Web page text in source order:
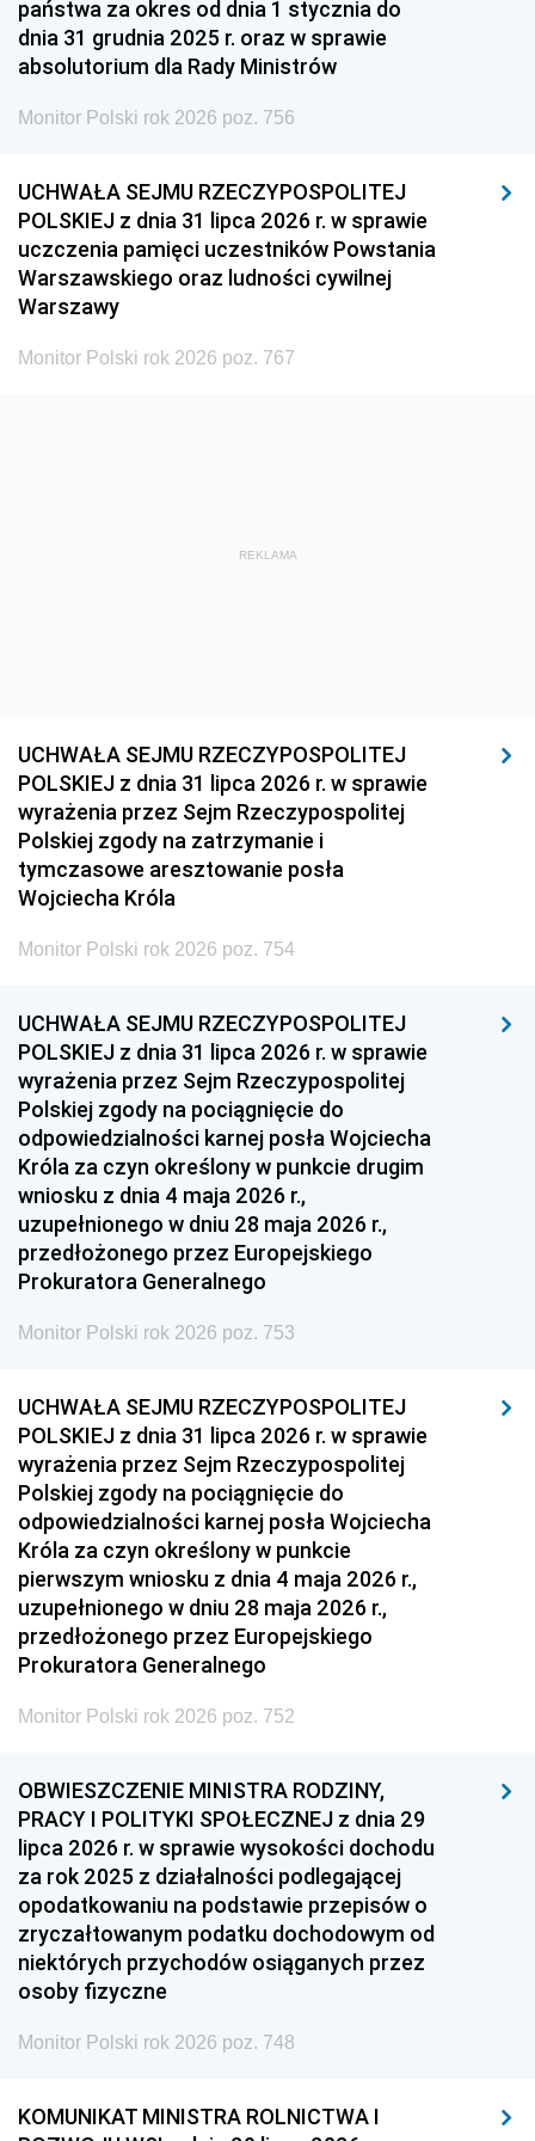
1948 1947 1946
1939 1938
państwa za okres od dnia 1 stycznia do
dnia 31 grudnia 2025 r. oraz w sprawie
absolutorium dla Rady Ministrów
Monitor Polski rok 2026 poz. 756
UCHWAŁA SEJMU RZECZYPOSPOLITEJ
POLSKIEJ z dnia 31 lipca 2026 r. w sprawie
uczczenia pamięci uczestników Powstania
Warszawskiego oraz ludności cywilnej
Warszawy
Monitor Polski rok 2026 poz. 767
REKLAMA
UCHWAŁA SEJMU RZECZYPOSPOLITEJ
POLSKIEJ z dnia 31 lipca 2026 r. w sprawie
wyrażenia przez Sejm Rzeczypospolitej
Polskiej zgody na zatrzymanie i
tymczasowe aresztowanie posła
Wojciecha Króla
Monitor Polski rok 2026 poz. 754
UCHWAŁA SEJMU RZECZYPOSPOLITEJ
POLSKIEJ z dnia 31 lipca 2026 r. w sprawie
wyrażenia przez Sejm Rzeczypospolitej
Polskiej zgody na pociągnięcie do
odpowiedzialności karnej posła Wojciecha
Króla za czyn określony w punkcie drugim
wniosku z dnia 4 maja 2026 r.,
uzupełnionego w dniu 28 maja 2026 r.,
przedłożonego przez Europejskiego
Prokuratora Generalnego
Monitor Polski rok 2026 poz. 753
UCHWAŁA SEJMU RZECZYPOSPOLITEJ
POLSKIEJ z dnia 31 lipca 2026 r. w sprawie
wyrażenia przez Sejm Rzeczypospolitej
Polskiej zgody na pociągnięcie do
odpowiedzialności karnej posła Wojciecha
Króla za czyn określony w punkcie
pierwszym wniosku z dnia 4 maja 2026 r.,
uzupełnionego w dniu 28 maja 2026 r.,
przedłożonego przez Europejskiego
Prokuratora Generalnego
Monitor Polski rok 2026 poz. 752
OBWIESZCZENIE MINISTRA RODZINY,
PRACY I POLITYKI SPOŁECZNEJ z dnia 29
lipca 2026 r. w sprawie wysokości dochodu
za rok 2025 z działalności podlegającej
opodatkowaniu na podstawie przepisów o
zryczałtowanym podatku dochodowym od
niektórych przychodów osiąganych przez
osoby fizyczne
Monitor Polski rok 2026 poz. 748
KOMUNIKAT MINISTRA ROLNICTWA I